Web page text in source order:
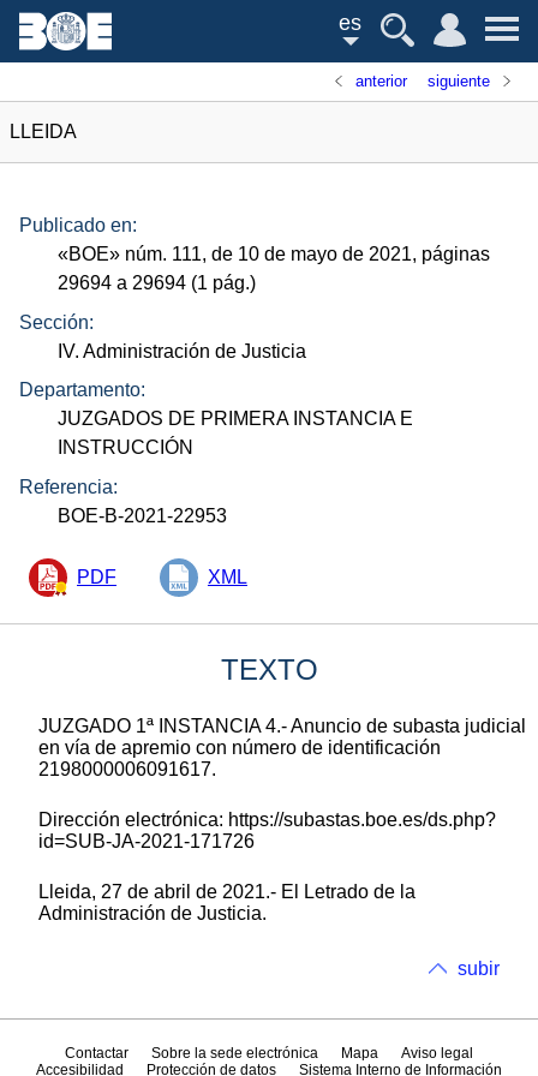
es
anterior siguiente
LLEIDA
Publicado en:
«BOE» núm. 111, de 10 de mayo de 2021, páginas
29694 a 29694 (1 pág.)
Sección:
IV. Administración de Justicia
Departamento:
JUZGADOS DE PRIMERA INSTANCIA E
INSTRUCCIÓN
Referencia:
BOE-B-2021-22953
PDF XML
TEXTO
JUZGADO 1ª INSTANCIA 4.- Anuncio de subasta judicial
en vía de apremio con número de identificación
2198000006091617.
Dirección electrónica: https://subastas.boe.es/ds.php?
id=SUB-JA-2021-171726
Lleida, 27 de abril de 2021.- El Letrado de la
Administración de Justicia.
subir
Contactar Sobre la sede electrónica Mapa
Aviso legal
Accesibilidad
Protección de datos Sistema Interno de Información